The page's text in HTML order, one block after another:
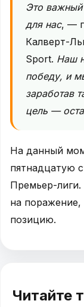
Это важный
для нас, —
Калверт-
Sport. Наш
победу, и
заработав
цель —
На данный
пятнадцатую
Премьер-
на поражение,
позицию.
Читайте